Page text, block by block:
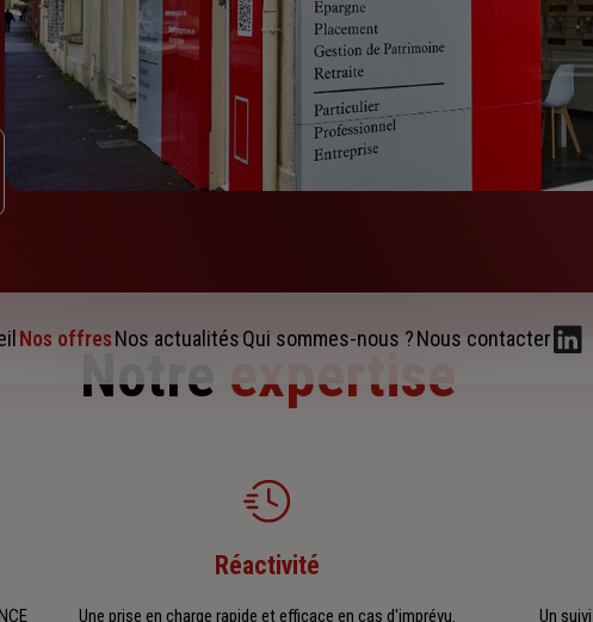
Nos offresNos actualitésQui sommes-nous ?Nous contacter
Notre expertise
Réactivité
Une prise en charge rapide et efficace en cas d'imprévu. Un